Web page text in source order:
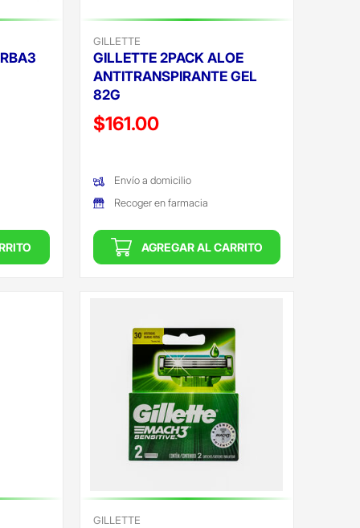
GILLETTE
GILLETTE 2PACK ALOE
ANTITRANSPIRANTE GEL
82G
Precio reducido de
$161.00
Envío a domicilio
Recoger en farmacia
AGREGAR AL CARRITO
GILLETTE